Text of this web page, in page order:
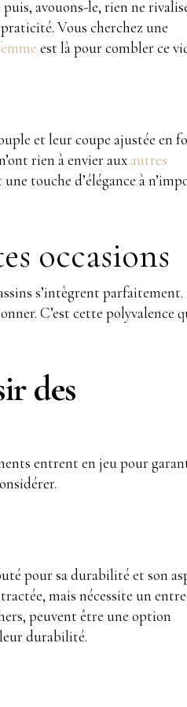
avouons-le, rien ne
Vous cherchez une
est là pour combler ce
et leur coupe ajustée en
rien à envier aux autres
touche d’élégance à
occasions
s’intègrent
C’est cette polyvalence
des
entrent en jeu pour
pour sa durabilité et son
mais nécessite un
peuvent être une option
durabilité.